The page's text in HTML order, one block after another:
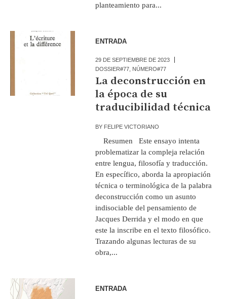
planteamiento para...
ENTRADA
29 DE SEPTIEMBRE DE 2023
DOSSIER#77 NÚMERO#77
La deconstrucción en
la época de su
traducibilidad técnica
BY FELIPE VICTORIANO
Resumen Este ensayo intenta
problematizar la compleja relación
entre lengua, filosofía y traducción.
En específico, aborda la apropiación
técnica o terminológica de la palabra
deconstrucción como un asunto
indisociable del pensamiento de
Jacques Derrida y el modo en que
este la inscribe en el texto filosófico.
Trazando algunas lecturas de su
obra,...
ENTRADA